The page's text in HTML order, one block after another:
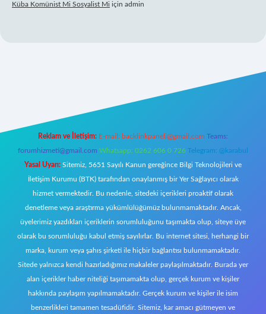
Küba Komünist Mi Sosyalist Mi için admin
Reklam ve İletişim: E-mail: backlinkpaneli@gmail.com Teams:
forumhizmeti@gmail.com Whatsapp: 0262 606 0 726 Telegram: @karabul
Yasal Uyarı: Sitemiz, 5651 Sayılı Kanun gereğince Bilgi Teknolojileri ve
İletişim Kurumu (BTK) tarafından onaylanmış bir Yer Sağlayıcı olarak
hizmet vermektedir. Bu nedenle, sitedeki içerikleri proaktif olarak
denetleme veya araştırma yükümlülüğümüz bulunmamaktadır. Ancak,
üyelerimiz yazdıkları içeriklerin sorumluluğunu taşımakta olup, siteye üye
olarak bu sorumluluğu kabul etmiş sayılırlar. Bu internet sitesi, herhangi bir
marka, kurum veya şahıs şirketi ile hiçbir bağlantısı bulunmamaktadır.
Sitede yalnızca kendi hazırladığımız makaleler paylaşılmaktadır. Burada yer
alan içerikler haber niteliği taşımamakta olup, gerçek kurum ve kişiler
hakkında paylaşım yapılmamaktadır. Gerçek kurum ve kişiler ile isim
benzerlikleri tamamen tesadüfidir. Sitemiz, kar amacı gütmeyen ve